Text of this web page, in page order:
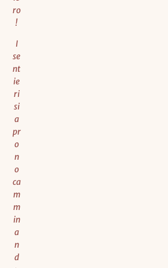
ro
!
I
se
nt
ie
ri
si
a
pr
o
n
o
ca
m
m
in
a
n
d